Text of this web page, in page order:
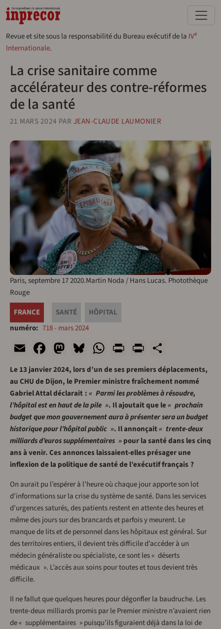
Aller au contenu principal
Revue et site sous la responsabilité du Bureau exécutif de la IVe
Internationale.
La crise sanitaire comme
accélérateur des contre-réformes
de la santé
21 MARS 2024 PAR JEAN-CLAUDE LAUMONIER
Paris, septembre 17 2020.Martin Noda / Hans Lucas. Photothèque
Rouge
FRANCE
SANTÉ
HÔPITAL
numéro
718 - mars 2024
EmailFacebook
Mastodon
Bluesky
WhatsApp
Print
Le 13 janvier 2024, lors d’un de ses premiers déplacements,
au CHU de Dijon, le Premier ministre fraîchement nommé
Gabriel Attal déclarait :« Parmi les problèmes à résoudre,
l’hôpital est en haut de la pile ». Il ajoutait que le« prochain
budget que mon gouvernement aura à présenter sera un budget
historique pour l’hôpital public ». Il annonçait« trente-deux
milliards d’euros supplémentaires »pour la santé dans les cinq
ans à venir. Ces annonces laissaient-elles présager une
inflexion de la politique de santé de l’exécutif français ?
On aurait pu l’espérer à l’heure où chaque jour apporte son lot
d’informations sur la crise du système de santé. Dans les services
d’urgences saturés, des patients restent en attente des heures et
même des jours sur des brancards et parfois y meurent. Le
manque de lits et de personnel dans les hôpitaux est général. Sur
des territoires entiers, il devient très difficile d’accéder à un
médecin généraliste ou spécialiste, ce sont les « déserts
médicaux ». L’accès aux soins pour toutes et tous devient très
difficile.
Il ne fallut que quelques heures pour dégonfler la baudruche. Les
trente-deux milliards promis par le Premier ministre n’avaient rien
de « supplémentaires » puisqu’ils figuraient déjà dans la loi de